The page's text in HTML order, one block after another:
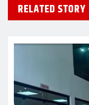
RELATED STORY